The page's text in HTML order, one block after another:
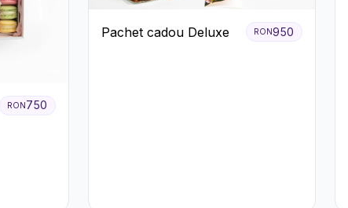
RON750
Pachet cadou Deluxe RON950